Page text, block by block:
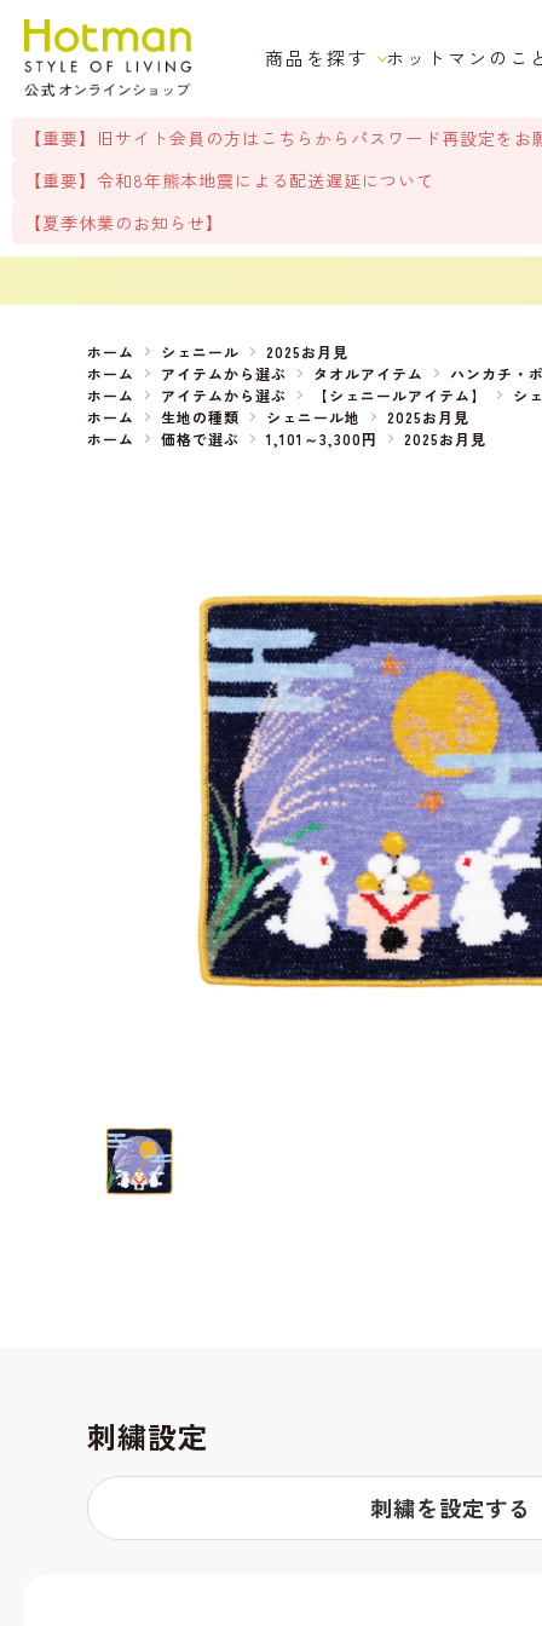
商品を探す ホットマンのこ
【重要】旧サイト会員の方はこちらからパスワード再設定をお
【重要】令和8年熊本地震による配送遅延について
【夏季休業のお知らせ】
ホーム シェニール
2025お月見
ホーム
アイテムから選ぶ タオルアイテム ハンカチ・
ホーム
アイテムから選ぶ 【シェニールアイテム】 シ
ホーム
生地の種類 シェニール地
2025お月見
ホーム
価格で選ぶ 1,101～3,300円 2025お月見
刺繍設定
刺繍を設定する